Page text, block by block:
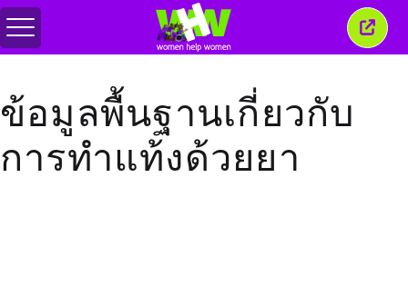
สลับ
เมนู
ปิด
หน้าต่
ข้อมูลพื้นฐานเกี่ยวกับ
การทำแท้งด้วยยา